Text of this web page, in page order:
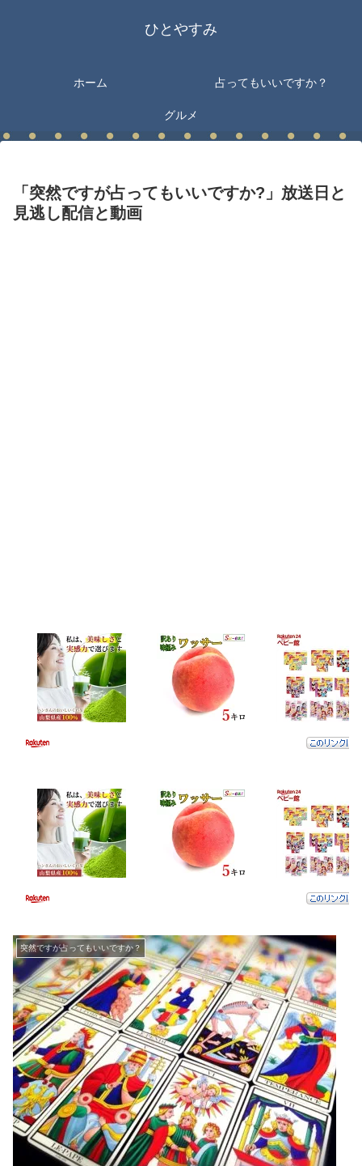
ひとやすみ
ホーム 占ってもいいですか？
グルメ
「突然ですが占ってもいいですか?」放送日と
見逃し配信と動画
突然ですが占ってもいいですか？